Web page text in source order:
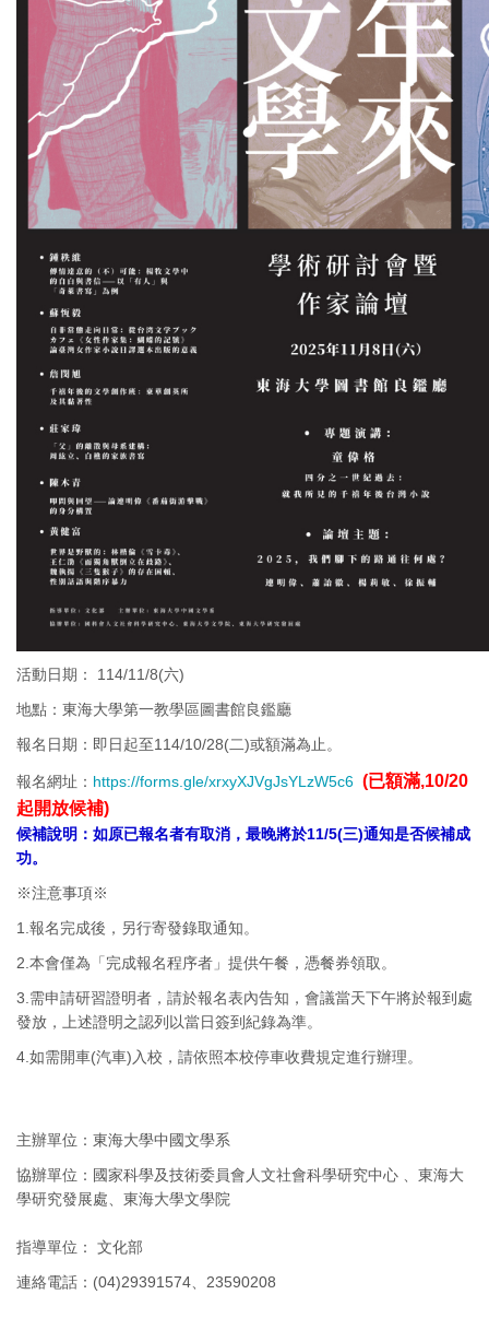
活動日期： 114/11/8(六)
地點：東海大學第一教學區圖書館良鑑廳
報名日期：即日起至114/10/28(二)或額滿為止。
報名網址： https://forms.gle/xrxyXJVgJsYLzW5c6 (已額滿,10/20
起開放候補)
候補說明：如原已報名者有取消，最晚將於11/5(三)通知是否候補成
功。
※注意事項※
1.報名完成後，另行寄發錄取通知。
2.本會僅為「完成報名程序者」提供午餐，憑餐券領取。
3.需申請研習證明者，請於報名表內告知，會議當天下午將於報到處
發放，上述證明之認列以當日簽到紀錄為準。
4.如需開車(汽車)入校，請依照本校停車收費規定進行辦理。
主辦單位：東海大學中國文學系
協辦單位： 國家科學及技術委員會人文社會科學研究中心 、東海大
學研究發展處、東海大學文學院
指導單位 ： 文化部
連絡電話：(04)29391574、23590208